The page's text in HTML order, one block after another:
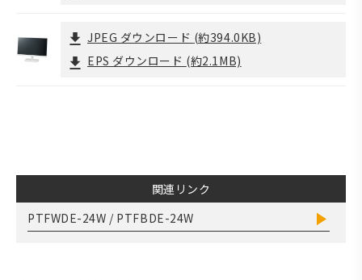
JPEG ダウンロード (約394.0KB)
EPS ダウンロード (約2.1MB)
関連リンク
PTFWDE-24W / PTFBDE-24W